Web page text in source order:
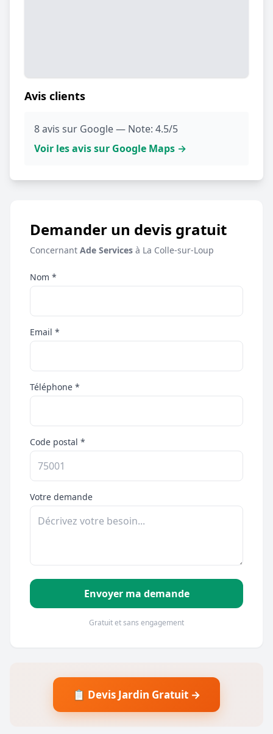
Avis clients
8 avis sur Google — Note: 4.5/5
Voir les avis sur Google Maps →
Demander un devis gratuit
Concernant Ade Services à La Colle-sur-Loup
Nom *
Email *
Téléphone *
Code postal *
Votre demande
Envoyer ma demande
Gratuit et sans engagement
📋 Devis Jardin Gratuit →